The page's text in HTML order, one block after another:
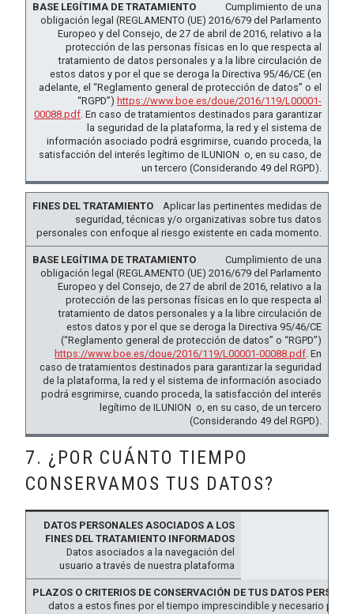
Cumplimiento de una
obligación legal (REGLAMENTO (UE) 2016/679 del Parlamento
Europeo y del Consejo, de 27 de abril de 2016, relativo a la
protección de las personas físicas en lo que respecta al
tratamiento de datos personales y a la libre circulación de
estos datos y por el que se deroga la Directiva 95/46/CE (en
adelante, el “Reglamento general de protección de datos” o el
“RGPD”) https://www.boe.es/doue/2016/119/L00001-
00088.pdf. En caso de tratamientos destinados para garantizar
la seguridad de la plataforma, la red y el sistema de
información asociado podrá esgrimirse, cuando proceda, la
satisfacción del interés legítimo de ILUNION o, en su caso, de
un tercero (Considerando 49 del RGPD).
Aplicar las pertinentes medidas de
seguridad, técnicas y/o organizativas sobre tus datos
personales con enfoque al riesgo existente en cada momento.
Cumplimiento de una
obligación legal (REGLAMENTO (UE) 2016/679 del Parlamento
Europeo y del Consejo, de 27 de abril de 2016, relativo a la
protección de las personas físicas en lo que respecta al
tratamiento de datos personales y a la libre circulación de
estos datos y por el que se deroga la Directiva 95/46/CE
(“Reglamento general de protección de datos” o “RGPD”)
https://www.boe.es/doue/2016/119/L00001-00088.pdf. En
caso de tratamientos destinados para garantizar la seguridad
de la plataforma, la red y el sistema de información asociado
podrá esgrimirse, cuando proceda, la satisfacción del interés
legítimo de ILUNION o, en su caso, de un tercero
(Considerando 49 del RGPD).
7. ¿POR CUÁNTO TIEMPO
CONSERVAMOS TUS DATOS?
DATOS
PERSONALES
ASOCIADOS A
LOS FINES
DEL
TRATAMIENTO
PLAZOS O
CRITERIOS DE
CONSERVACIÓN
DE TUS DATOS
Datos asociados a la navegación del
usuario a través de nuestra plataforma
datos a estos fines por el tiempo imprescindible y necesario para